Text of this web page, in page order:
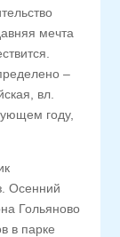
мечта
–
вл.
году,
Осенний
Гольяново
в парке